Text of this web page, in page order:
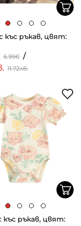
къс ръкав, цвят:
5.99€ /
11.72лв.
къс ръкав, цвят: